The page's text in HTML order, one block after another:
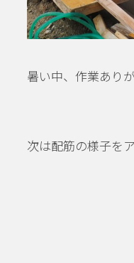
暑い中、作業あり
次は配筋の様子を